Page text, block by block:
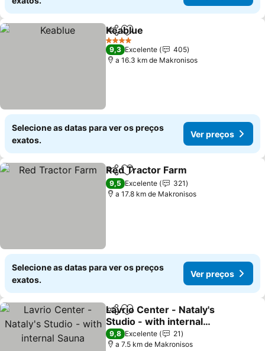
PartilharAdicionar aos favoritos
Keablue
4 Estrelas
9,3 Excelente
405
a 16.3 km de Makronisos
Selecione as datas para ver os preços
exatos.
Ver preços
PartilharAdicionar aos favoritos
Red Tractor Farm
9,5 Excelente
321
a 17.8 km de Makronisos
Selecione as datas para ver os preços
exatos.
Ver preços
PartilharAdicionar aos favoritos
Lavrio Center - Nataly's
Studio - with internal
Sauna
9,8 Excelente
21
a 7.5 km de Makronisos